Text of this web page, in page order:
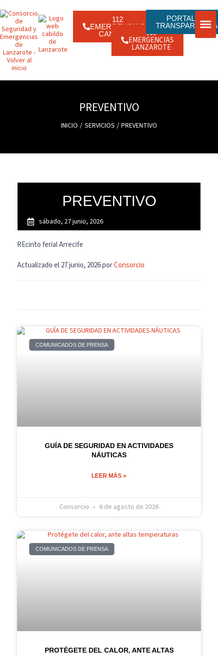
al
contenido
112
EMERGENCIAS
CANARIAS
080
EMERGENCIAS
LANZAROTE
PORTAL DE
TRANSPARENCIA
PREVENTIVO
INICIO SERVICIOS PREVENTIVO
PREVENTIVO
sábado, 27 junio, 2026
REcinto ferial Arrecife
Actualizado el 27 junio, 2026 porConsorcio
COMUNICADOS DE PRENSA
GUÍA DE SEGURIDAD EN ACTIVIDADES
NÁUTICAS
LEER MÁS »
Consorcio 6 de agosto de 2026
COMUNICADOS DE PRENSA
PROTÉGETE DEL CALOR, ANTE ALTAS